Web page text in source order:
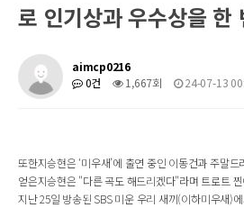
로 인기상과 우수상을
aimcp0216
0건
1,667회 24-07-13
또한지승현은 ‘미우새’에 출연 중인 이동건과 주말
얻은지승현은 "다른 곡도 해드리겠다"라며 트로트
지난 25일 방송된 SBS 미운 우리 새끼(이하미우새)